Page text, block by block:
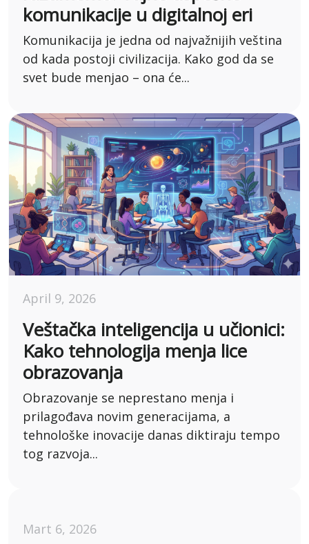
komunikacije u digitalnoj eri
Komunikacija je jedna od najvažnijih veština
od kada postoji civilizacija. Kako god da se
svet bude menjao – ona će...
April 9, 2026
Veštačka inteligencija u učionici:
Kako tehnologija menja lice
obrazovanja
Obrazovanje se neprestano menja i
prilagođava novim generacijama, a
tehnološke inovacije danas diktiraju tempo
tog razvoja...
Mart 6, 2026